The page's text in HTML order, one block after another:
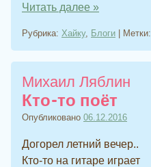
Читать далее »
Рубрика: Хайку, Блоги Метки:
Михаил Ляблин
Кто-то поёт
Опубликовано 06.12.2016
Догорел летний вечер..
Кто-то на гитаре играет